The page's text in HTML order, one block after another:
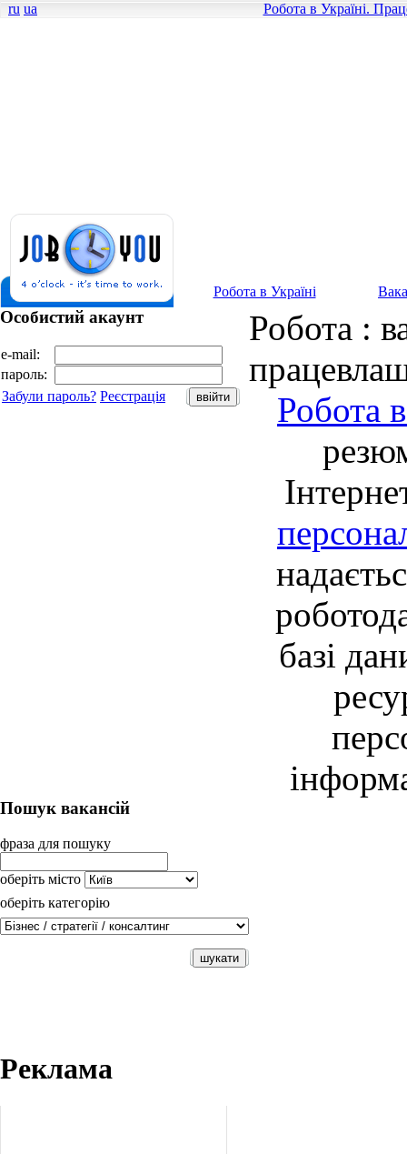
ru ua Робота в Україні.
Робота в Україні
Особистий акаунт
e-mail:
пароль:
Забули пароль? Реєстрація
Робота :
Робота
базі
Пошук вакансій
фраза для пошуку
оберіть місто
оберіть категорію
Реклама